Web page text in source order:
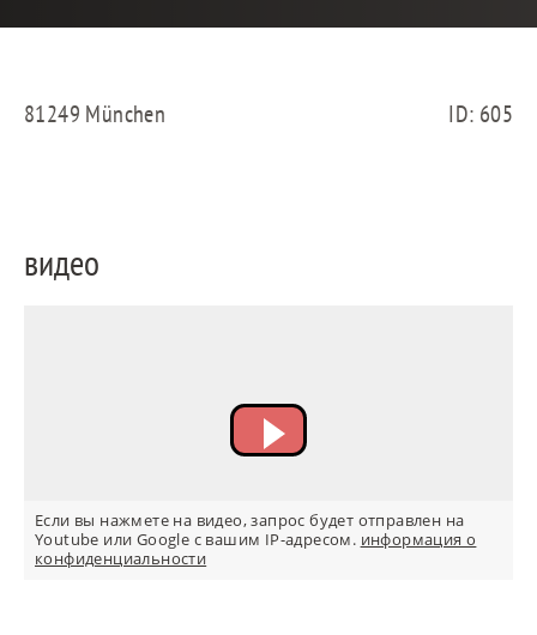
EN
81249 München ID: 605
видео
Если вы нажмете на видео, запрос будет отправлен на
Youtube или Google с вашим IP-адресом. информация о
конфиденциальности